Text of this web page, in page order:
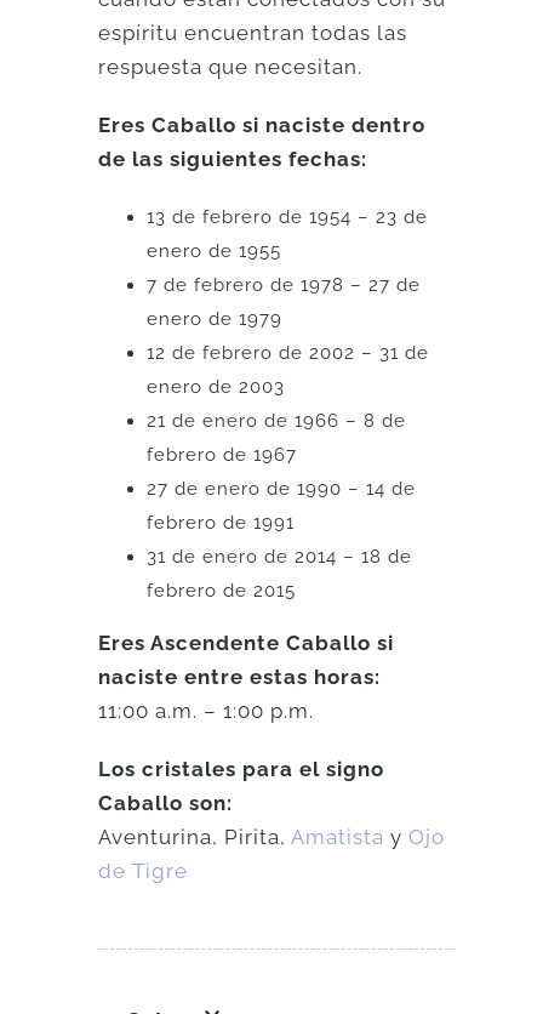
espíritu encuentran todas las
respuesta que necesitan.
Eres Caballo si naciste dentro
de las siguientes fechas:
13 de febrero de 1954 – 23 de
enero de 1955
7 de febrero de 1978 – 27 de
enero de 1979
12 de febrero de 2002 – 31 de
enero de 2003
21 de enero de 1966 – 8 de
febrero de 1967
27 de enero de 1990 – 14 de
febrero de 1991
31 de enero de 2014 – 18 de
febrero de 2015
Eres Ascendente Caballo si
naciste entre estas horas:
11:00 a.m. – 1:00 p.m.
Los cristales para el signo
Caballo son:
Aventurina, Pirita,Amatista yOjo
de Tigre